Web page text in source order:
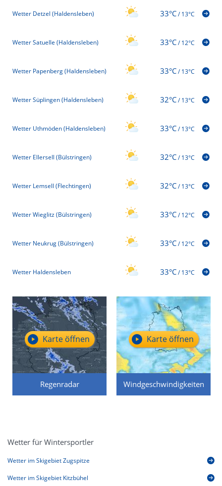
Wetter Detzel (Haldensleben) 33°C/13°C
Wetter Satuelle (Haldensleben) 33°C/12°C
Wetter Papenberg (Haldensleben) 33°C/13°C
Wetter Süplingen (Haldensleben) 32°C/13°C
Wetter Uthmöden (Haldensleben) 33°C/13°C
Wetter Ellersell (Bülstringen) 32°C/13°C
Wetter Lemsell (Flechtingen) 32°C/13°C
Wetter Wieglitz (Bülstringen) 33°C/12°C
Wetter Neukrug (Bülstringen) 33°C/12°C
Wetter Haldensleben 33°C/13°C
Regenradar
Karte öffnen
Windgeschwindigkeiten
Karte öffnen
Wetter für Wintersportler
Wetter im Skigebiet Zugspitze
Wetter im Skigebiet Kitzbühel